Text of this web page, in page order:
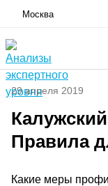
Москва
29 апреля 2019
Правила
Какие меры